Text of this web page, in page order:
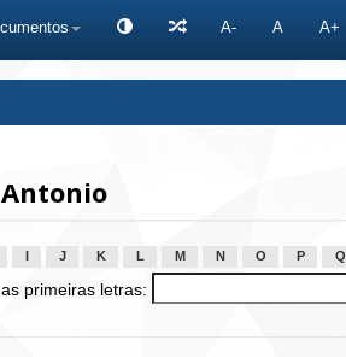
A- A A+
J K L M N O P Q
primeiras letras: